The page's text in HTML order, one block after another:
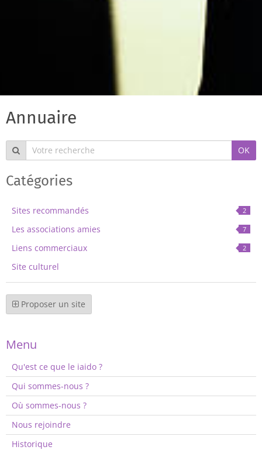
Annuaire
OK
Catégories
Sites recommandés 2
Les associations amies 7
Liens commerciaux 2
Site culturel
Proposer un site
Menu
Qu'est ce que le iaido ?
Qui sommes-nous ?
Où sommes-nous ?
Nous rejoindre
Historique